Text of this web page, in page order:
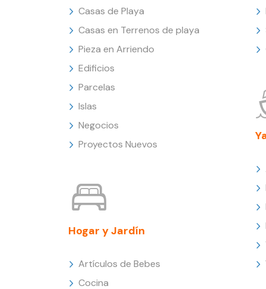
Casas de Playa
Casas en Terrenos de playa
Pieza en Arriendo
Edificios
Parcelas
Islas
Negocios
Proyectos Nuevos
Hogar y Jardín
Artículos de Bebes
Cocina